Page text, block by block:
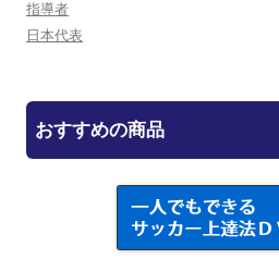
指導者
日本代表
おすすめの商品